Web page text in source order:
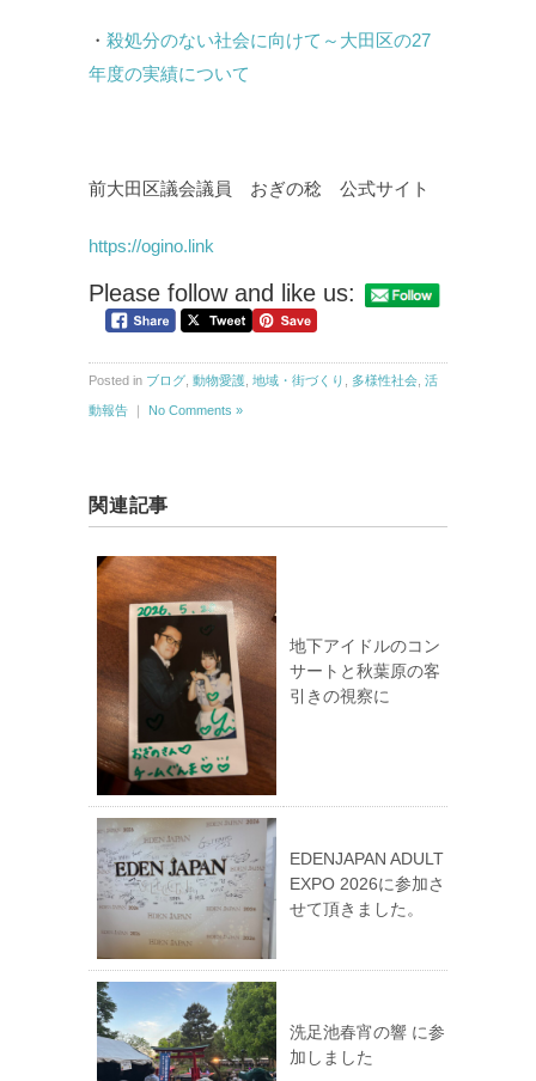
・ 殺処分のない社会に向けて～大田区の27
年度の実績について
前大田区議会議員 おぎの稔 公式サイト
https://ogino.link
Please follow and like us:
Posted in ブログ 動物愛護 地域・街づくり 多様性社会 活
動報告 No Comments »
関連記事
地下アイドルのコン
サートと秋葉原の客
引きの視察に
EDENJAPAN ADULT
EXPO 2026に参加さ
せて頂きました。
洗足池春宵の響 に参
加しました